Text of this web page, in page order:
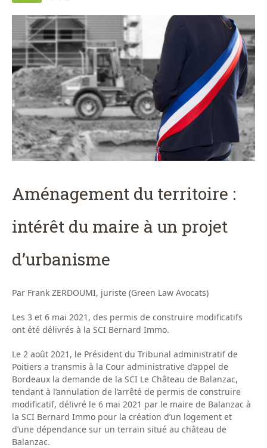
Aménagement du territoire :
intérêt du maire à un projet
d’urbanisme
Par Frank ZERDOUMI, juriste (Green Law Avocats)
Les 3 et 6 mai 2021, des permis de construire modificatifs
ont été délivrés à la SCI Bernard Immo.
Le 2 août 2021, le Président du Tribunal administratif de
Poitiers a transmis à la Cour administrative d’appel de
Bordeaux la demande de la SCI Le Château de Balanzac,
tendant à l’annulation de l’arrêté de permis de construire
modificatif, délivré le 6 mai 2021 par le maire de Balanzac à
la SCI Bernard Immo pour la création d’un logement et
d’une dépendance sur un terrain situé au château de
Balanzac.